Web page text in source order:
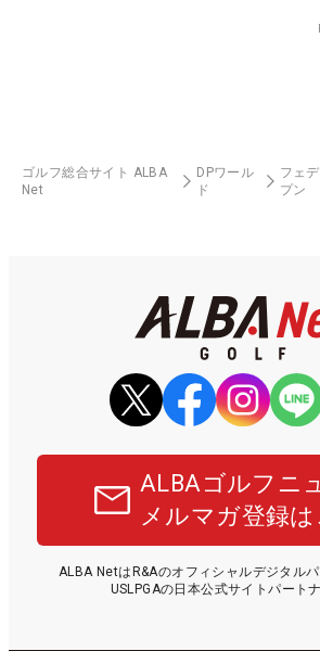
ゴルフ総合サイト ALBA
Net
DPワール
ド
フェ
プン
ALBAゴルフニ
メルマガ登録
ALBA NetはR&Aのオフィシャルデジタル
USLPGAの日本公式サイトパート